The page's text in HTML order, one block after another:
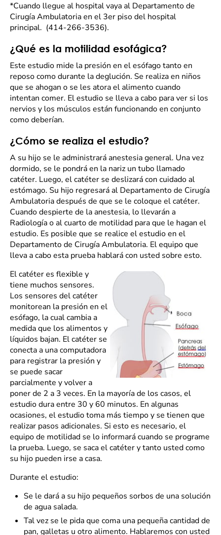
*Cuando llegue al hospital vaya al Departamento de
Cirugía Ambulatoria en el 3er piso del hospital
principal. (414-266-3536).
¿Qué es la motilidad esofágica?
Este estudio mide la presión en el esófago tanto en
reposo como durante la deglución. Se realiza en niños
que se ahogan o se les atora el alimento cuando
intentan comer. El estudio se lleva a cabo para ver si los
nervios y los músculos están funcionando en conjunto
como deberían.
¿Cómo se realiza el estudio?
A su hijo se le administrará anestesia general. Una vez
dormido, se le pondrá en la nariz un tubo llamado
catéter. Luego, el catéter se deslizará con cuidado al
estómago. Su hijo regresará al Departamento de Cirugía
Ambulatoria después de que se le coloque el catéter.
Cuando despierte de la anestesia, lo llevarán a
Radiología o al cuarto de motilidad para que le hagan el
estudio. Es posible que se realice el estudio en el
Departamento de Cirugía Ambulatoria. El equipo que
lleva a cabo esta prueba hablará con usted sobre esto.
El catéter es flexible y
tiene muchos sensores.
Los sensores del catéter
monitorean la presión en el
esófago, la cual cambia a
medida que los alimentos y
líquidos bajan. El catéter se
conecta a una computadora
para registrar la presión y
se puede sacar
parcialmente y volver a
poner de 2 a 3 veces. En la mayoría de los casos, el
estudio dura entre 30 y 60 minutos. En algunas
ocasiones, el estudio toma más tiempo y se tienen que
realizar pasos adicionales. Si esto es necesario, el
equipo de motilidad se lo informará cuando se programe
la prueba. Luego, se saca el catéter y tanto usted como
su hijo pueden irse a casa.
Durante el estudio:
Se le dará a su hijo pequeños sorbos de una solución
de agua salada.
Tal vez se le pida que coma una pequeña cantidad de
pan, galletas u otro alimento. Hablaremos con usted